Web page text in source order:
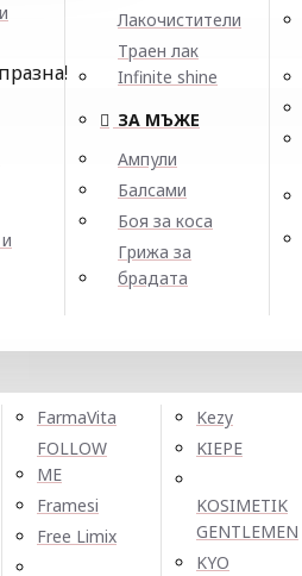
Лакочистители
Траен лак
Infinite shine
ЗА МЪЖЕ
Ампули
Балсами
Боя за коса
Грижа за
брадата
FarmaVita
FOLLOW
ME
Framesi
Free Limix
Kezy
KIEPE
KOSIMETIK
GENTLEMEN
KYO